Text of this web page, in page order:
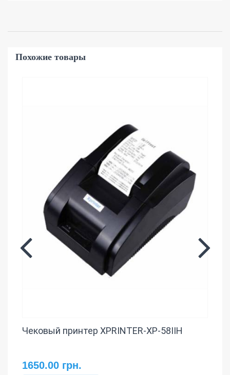
Похожие товары
Чековый принтер XPRINTER-XP-58IIH
1650.00 грн.